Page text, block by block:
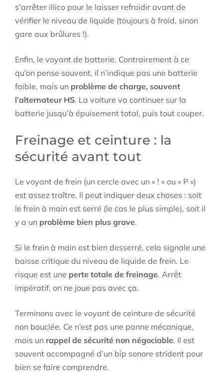
s’arrêter illico pour le laisser refroidir avant de
vérifier le niveau de liquide (toujours à froid, sinon
gare aux brûlures !).
Enfin, le voyant de batterie. Contrairement à ce
qu’on pense souvent, il n’indique pas une batterie
faible, mais un problème de charge, souvent
l’alternateur HS. La voiture va continuer sur la
batterie jusqu’à épuisement total, puis tout couper.
Freinage et ceinture : la
sécurité avant tout
Le voyant de frein (un cercle avec un « ! » ou « P »)
est assez traître. Il peut indiquer deux choses : soit
le frein à main est serré (le cas le plus simple), soit il
y a un problème bien plus grave.
Si le frein à main est bien desserré, cela signale une
baisse critique du niveau de liquide de frein. Le
risque est une perte totale de freinage. Arrêt
impératif, on ne joue pas avec ça.
Terminons avec le voyant de ceinture de sécurité
non bouclée. Ce n’est pas une panne mécanique,
mais un rappel de sécurité non négociable. Il est
souvent accompagné d’un bip sonore strident pour
bien se faire comprendre.